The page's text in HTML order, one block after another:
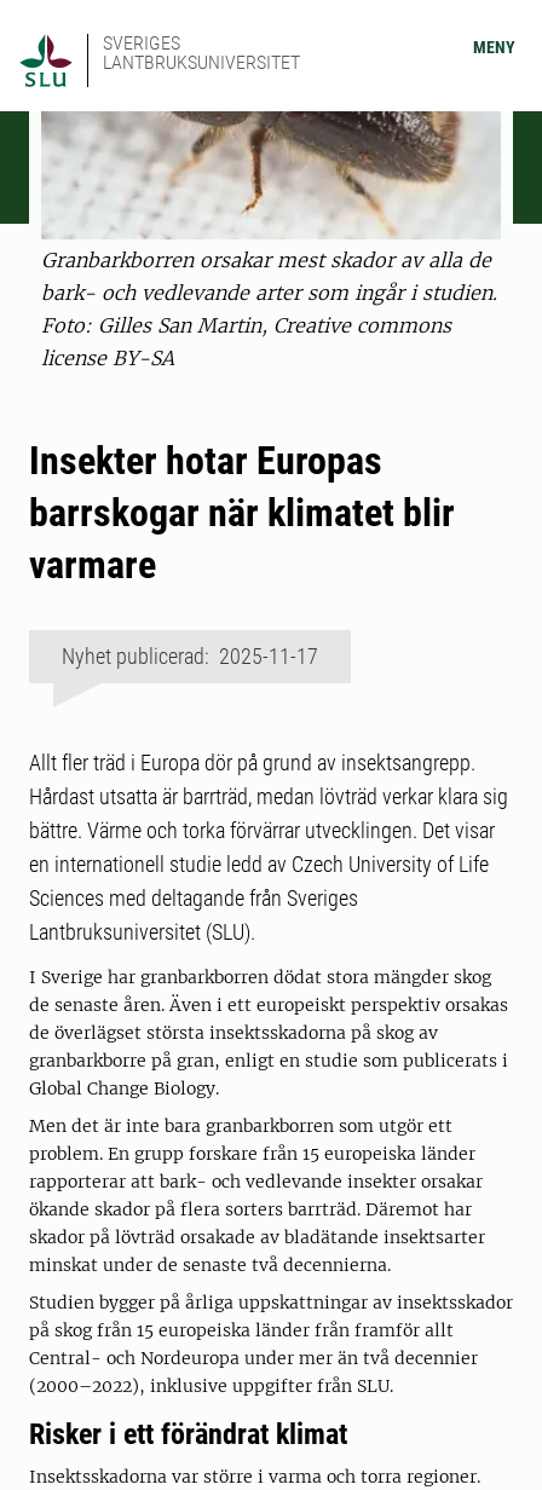
SVERIGES
LANTBRUKSUNIVERSITET
MENY
Granbarkborren orsakar mest skador av alla de
bark- och vedlevande arter som ingår i studien.
Foto: Gilles San Martin, Creative commons
license BY-SA
Insekter hotar Europas
barrskogar när klimatet blir
varmare
Nyhet publicerad: 2025-11-17
Allt fler träd i Europa dör på grund av insektsangrepp.
Hårdast utsatta är barrträd, medan lövträd verkar klara sig
bättre. Värme och torka förvärrar utvecklingen. Det visar
en internationell studie ledd av Czech University of Life
Sciences med deltagande från Sveriges
Lantbruksuniversitet (SLU).
I Sverige har granbarkborren dödat stora mängder skog
de senaste åren. Även i ett europeiskt perspektiv orsakas
de överlägset största insektsskadorna på skog av
granbarkborre på gran, enligt en studie som publicerats i
Global Change Biology.
Men det är inte bara granbarkborren som utgör ett
problem. En grupp forskare från 15 europeiska länder
rapporterar att bark- och vedlevande insekter orsakar
ökande skador på flera sorters barrträd. Däremot har
skador på lövträd orsakade av bladätande insektsarter
minskat under de senaste två decennierna.
Studien bygger på årliga uppskattningar av insektsskador
på skog från 15 europeiska länder från framför allt
Central- och Nordeuropa under mer än två decennier
(2000–2022), inklusive uppgifter från SLU.
Risker i ett förändrat klimat
Insektsskadorna var större i varma och torra regioner.